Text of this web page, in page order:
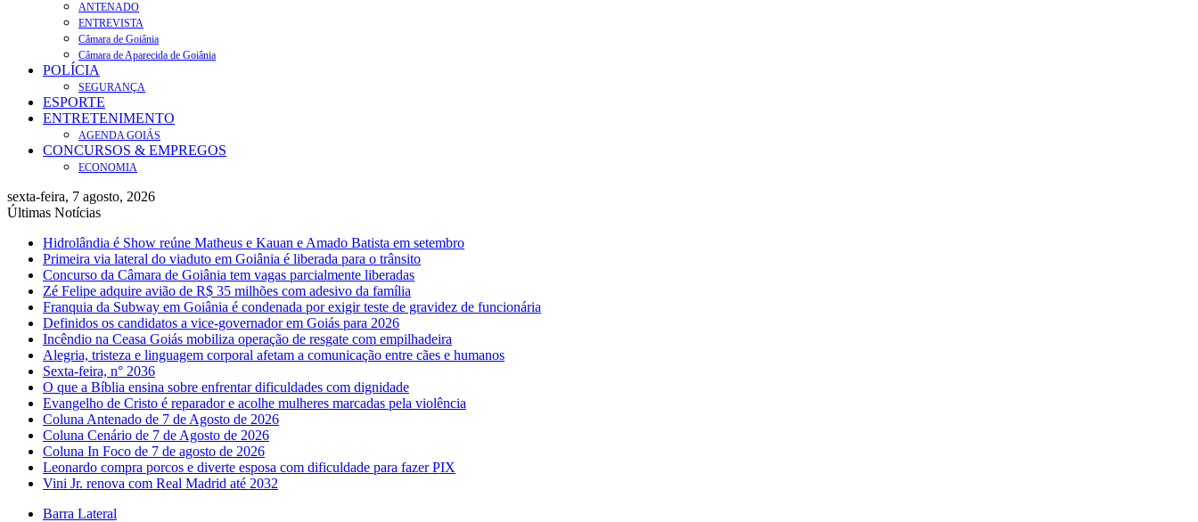
ANTENADO
ENTREVISTA
Câmara de Goiânia
Câmara de Aparecida de Goiânia
POLÍCIA
SEGURANÇA
ESPORTE
ENTRETENIMENTO
AGENDA GOIÁS
CONCURSOS & EMPREGOS
ECONOMIA
sexta-feira, 7 agosto, 2026
Últimas Notícias
Hidrolândia é Show reúne Matheus e Kauan e Amado Batista em setembro
Primeira via lateral do viaduto em Goiânia é liberada para o trânsito
Concurso da Câmara de Goiânia tem vagas parcialmente liberadas
Zé Felipe adquire avião de R$ 35 milhões com adesivo da família
Franquia da Subway em Goiânia é condenada por exigir teste de gravidez de funcionária
Definidos os candidatos a vice-governador em Goiás para 2026
Incêndio na Ceasa Goiás mobiliza operação de resgate com empilhadeira
Alegria, tristeza e linguagem corporal afetam a comunicação entre cães e humanos
Sexta-feira, n° 2036
O que a Bíblia ensina sobre enfrentar dificuldades com dignidade
Evangelho de Cristo é reparador e acolhe mulheres marcadas pela violência
Coluna Antenado de 7 de Agosto de 2026
Coluna Cenário de 7 de Agosto de 2026
Coluna In Foco de 7 de agosto de 2026
Leonardo compra porcos e diverte esposa com dificuldade para fazer PIX
Vini Jr. renova com Real Madrid até 2032
Barra Lateral